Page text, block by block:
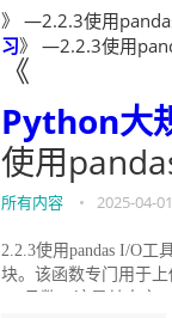
》 —2.2.3使用
习》 —2.2.3使用
《
Python大
使用
所有内容 • 2025-04-01
2.2.3使用pandas I/O工
块。该函数专门用于上